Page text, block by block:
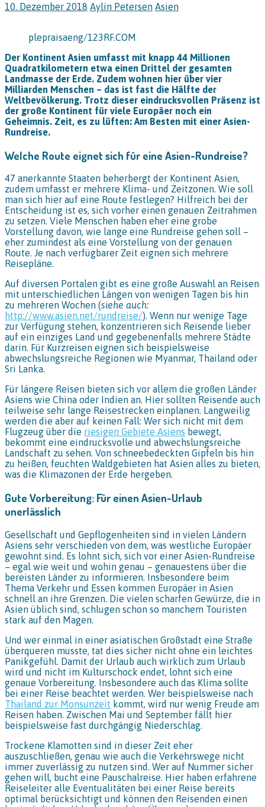
10. Dezember 2018 Aylin Petersen Asien
plepraisaeng/123RF.COM
Der Kontinent Asien umfasst mit knapp 44 Millionen
Quadratkilometern etwa einen Drittel der gesamten
Landmasse der Erde. Zudem wohnen hier über vier
Milliarden Menschen – das ist fast die Hälfte der
Weltbevölkerung. Trotz dieser eindrucksvollen Präsenz ist
der große Kontinent für viele Europäer noch ein
Geheimnis. Zeit, es zu lüften: Am Besten mit einer Asien-
Rundreise.
Welche Route eignet sich für eine Asien-Rundreise?
47 anerkannte Staaten beherbergt der Kontinent Asien,
zudem umfasst er mehrere Klima- und Zeitzonen. Wie soll
man sich hier auf eine Route festlegen? Hilfreich bei der
Entscheidung ist es, sich vorher einen genauen Zeitrahmen
zu setzen. Viele Menschen haben eher eine grobe
Vorstellung davon, wie lange eine Rundreise gehen soll –
eher zumindest als eine Vorstellung von der genauen
Route. Je nach verfügbarer Zeit eignen sich mehrere
Reisepläne.
Auf diversen Portalen gibt es eine große Auswahl an Reisen
mit unterschiedlichen Längen von wenigen Tagen bis hin
zu mehreren Wochen (siehe auch:
http://www.asien.net/rundreise/). Wenn nur wenige Tage
zur Verfügung stehen, konzentrieren sich Reisende lieber
auf ein einziges Land und gegebenenfalls mehrere Städte
darin. Für Kurzreisen eignen sich beispielsweise
abwechslungsreiche Regionen wie Myanmar, Thailand oder
Sri Lanka.
Für längere Reisen bieten sich vor allem die großen Länder
Asiens wie China oder Indien an. Hier sollten Reisende auch
teilweise sehr lange Reisestrecken einplanen. Langweilig
werden die aber auf keinen Fall: Wer sich nicht mit dem
Flugzeug über die riesigen Gebiete Asiens bewegt,
bekommt eine eindrucksvolle und abwechslungsreiche
Landschaft zu sehen. Von schneebedeckten Gipfeln bis hin
zu heißen, feuchten Waldgebieten hat Asien alles zu bieten,
was die Klimazonen der Erde hergeben.
Gute Vorbereitung: Für einen Asien-Urlaub
unerlässlich
Gesellschaft und Gepflogenheiten sind in vielen Ländern
Asiens sehr verschieden von dem, was westliche Europäer
gewohnt sind. Es lohnt sich, sich vor einer Asien-Rundreise
– egal wie weit und wohin genau – genauestens über die
bereisten Länder zu informieren. Insbesondere beim
Thema Verkehr und Essen kommen Europäer in Asien
schnell an ihre Grenzen. Die vielen scharfen Gewürze, die in
Asien üblich sind, schlugen schon so manchem Touristen
stark auf den Magen.
Und wer einmal in einer asiatischen Großstadt eine Straße
überqueren musste, tat dies sicher nicht ohne ein leichtes
Panikgefühl. Damit der Urlaub auch wirklich zum Urlaub
wird und nicht im Kulturschock endet, lohnt sich eine
genaue Vorbereitung. Insbesondere auch das Klima sollte
bei einer Reise beachtet werden. Wer beispielsweise nach
Thailand zur Monsunzeit kommt, wird nur wenig Freude am
Reisen haben. Zwischen Mai und September fällt hier
beispielsweise fast durchgängig Niederschlag.
Trockene Klamotten sind in dieser Zeit eher
auszuschließen, genau wie auch die Verkehrswege nicht
immer zuverlässig zu nutzen sind. Wer auf Nummer sicher
gehen will, bucht eine Pauschalreise. Hier haben erfahrene
Reiseleiter alle Eventualitäten bei einer Reise bereits
optimal berücksichtigt und können den Reisenden einen